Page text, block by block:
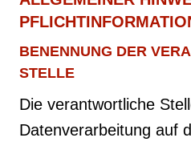
BENENNUNG DER
STELLE
Die verantwortliche
Datenverarbeitung auf